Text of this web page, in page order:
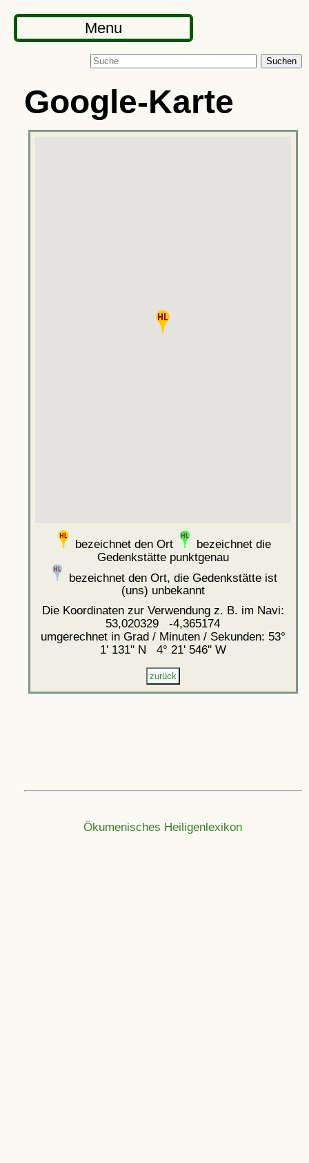
Menu
Suchen
Google-Karte
bezeichnet den Ort
bezeichnet die
Gedenkstätte punktgenau
bezeichnet den Ort, die Gedenkstätte ist
(uns) unbekannt
Die Koordinaten zur Verwendung z. B. im Navi:
53,020329 -4,365174
umgerechnet in Grad / Minuten / Sekunden: 53°
1' 131'' N 4° 21' 546'' W
Ökumenisches Heiligenlexikon